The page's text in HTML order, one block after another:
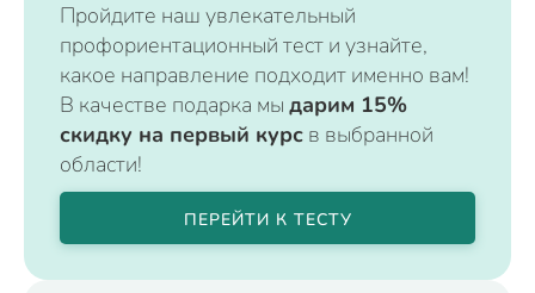
Пройдите наш увлекательный
профориентационный тест и узнайте,
какое направление подходит именно вам!
В качестве подарка мы дарим 15%
скидку на первый курс в выбранной
области!
ПЕРЕЙТИ К ТЕСТУ